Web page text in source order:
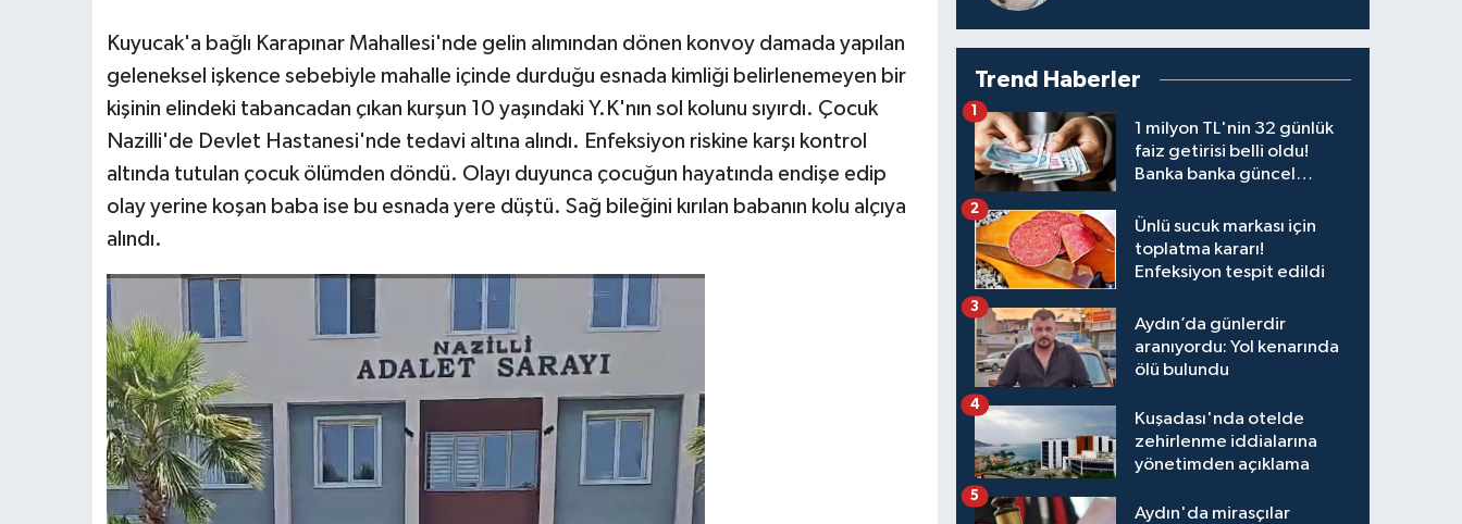
Kuyucak'a bağlı Karapınar Mahallesi'nde gelin alımından dönen konvoy damada yapılan
geleneksel işkence sebebiyle mahalle içinde durduğu esnada kimliği belirlenemeyen bir
kişinin elindeki tabancadan çıkan kurşun 10 yaşındaki Y.K'nın sol kolunu sıyırdı. Çocuk
Nazilli'de Devlet Hastanesi'nde tedavi altına alındı. Enfeksiyon riskine karşı kontrol
altında tutulan çocuk ölümden döndü. Olayı duyunca çocuğun hayatında endişe edip
olay yerine koşan baba ise bu esnada yere düştü. Sağ bileğini kırılan babanın kolu alçıya
alındı.
Trend Haberler
1 milyon TL'nin 32 günlük
faiz getirisi belli oldu!
Banka banka güncel
1
Ünlü sucuk markası için
toplatma kararı!
Enfeksiyon tespit edildi
2
Aydın’da günlerdir
aranıyordu: Yol kenarında
ölü bulundu
3
Kuşadası'nda otelde
zehirlenme iddialarına
yönetimden açıklama
4
Aydın'da mirasçılar
5